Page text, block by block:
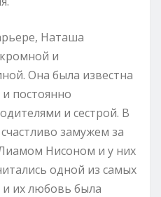
Наташа
и
Она была известна
постоянно
и сестрой. В
замужем за
Нисоном и у них
одной из самых
и их любовь была